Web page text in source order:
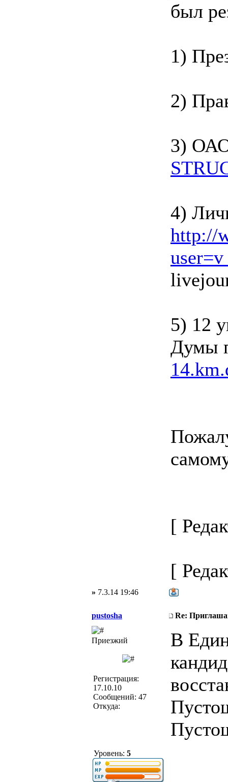
был
1)
2)
3)
4)
http://
5) 12
Думы
[
[
» 7.3.14 19:46
pustosha Re:
Приезжий
Регистрация:
17.10.10
Сообщений: 47
Откуда:
Уровень: 5
В